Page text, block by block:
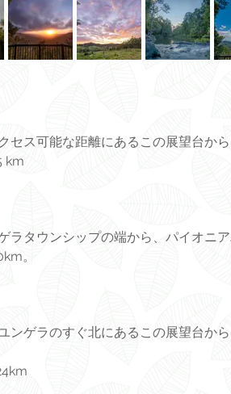
セス可能な距離にあるこの展望台か
km
ラタウンシップの端から、パイオニ
。
ンゲラのすぐ北にあるこの展望台か